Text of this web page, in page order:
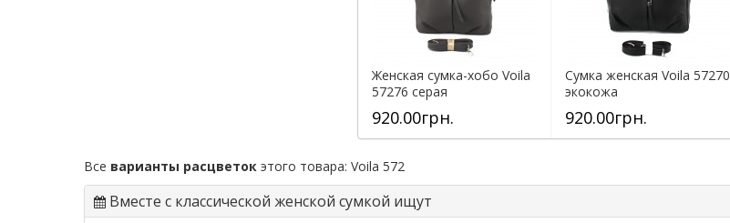
Женская сумка-хобо Voila
57276 серая
920.00грн.
Сумка женская Voila 57270
экокожа
920.00грн.
Все варианты расцветок этого товара: Voila 572
Вместе с классической женской сумкой ищут